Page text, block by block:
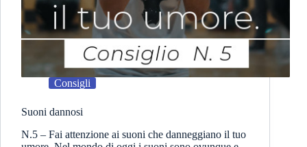
Consigli
Suoni dannosi
N.5 – Fai attenzione ai suoni che danneggiano il tuo